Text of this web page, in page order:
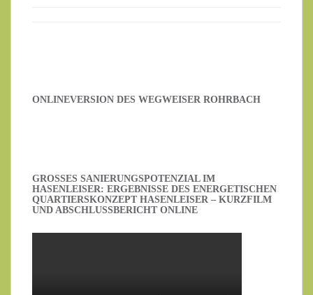
ONLINEVERSION DES WEGWEISER ROHRBACH
GROSSES SANIERUNGSPOTENZIAL IM H
ASENLEISER: ERGEBNISSE DES ENERGETISCHEN Q
UARTIERSKONZEPT HASENLEISER – KURZFILM U
ND ABSCHLUSSBERICHT ONLINE